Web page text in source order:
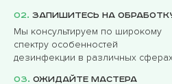
02. Запишитесь на
Мы консультируем по широкому
спектру особенностей
дезинфекции в различных
03. Ожидайте мастера